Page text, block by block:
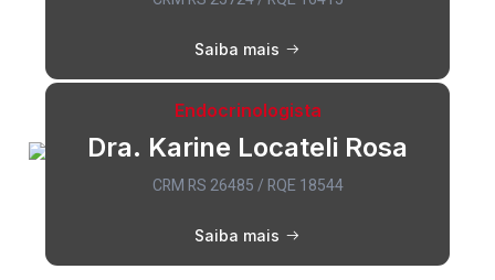
Saiba mais
Endocrinologista
Dra. Karine Locateli Rosa
CRM RS 26485 / RQE 18544
Saiba mais